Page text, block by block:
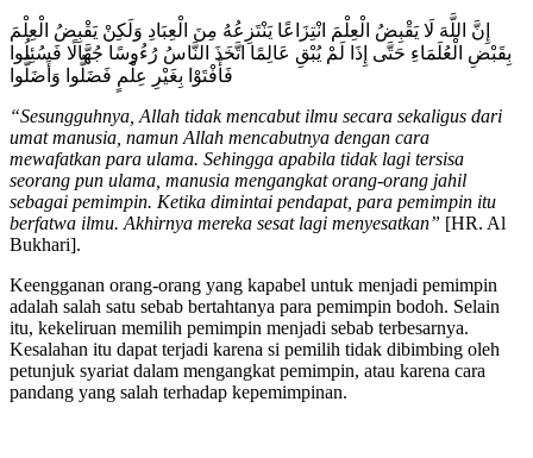
إِنَّ اللَّهَ لَا يَقْبِضُ الْعِلْمَ انْتِزَاعًا يَنْتَزِعُهُ مِنَ الْعِبَادِ وَلَكِنْ يَقْبِضُ الْعِلْمَ
بِقَبْضِ الْعُلَمَاءِ حَتَّى إِذَا لَمْ يُبْقِ عَالِمًا اتَّخَذَ النَّاسُ رُءُوسًا جُهَّالًا فَسُئِلُوا
فَأَفْتَوْا بِغَيْرِ عِلْمٍ فَضَلُّوا وَأَضَلُّوا
“Sesungguhnya, Allah tidak mencabut ilmu secara sekaligus dari
umat manusia, namun Allah mencabutnya dengan cara
mewafatkan para ulama. Sehingga apabila tidak lagi tersisa
seorang pun ulama, manusia mengangkat orang-orang jahil
sebagai pemimpin. Ketika dimintai pendapat, para pemimpin itu
berfatwa ilmu. Akhirnya mereka sesat lagi menyesatkan” [HR. Al
Bukhari].
Keengganan orang-orang yang kapabel untuk menjadi pemimpin
adalah salah satu sebab bertahtanya para pemimpin bodoh. Selain
itu, kekeliruan memilih pemimpin menjadi sebab terbesarnya.
Kesalahan itu dapat terjadi karena si pemilih tidak dibimbing oleh
petunjuk syariat dalam mengangkat pemimpin, atau karena cara
pandang yang salah terhadap kepemimpinan.